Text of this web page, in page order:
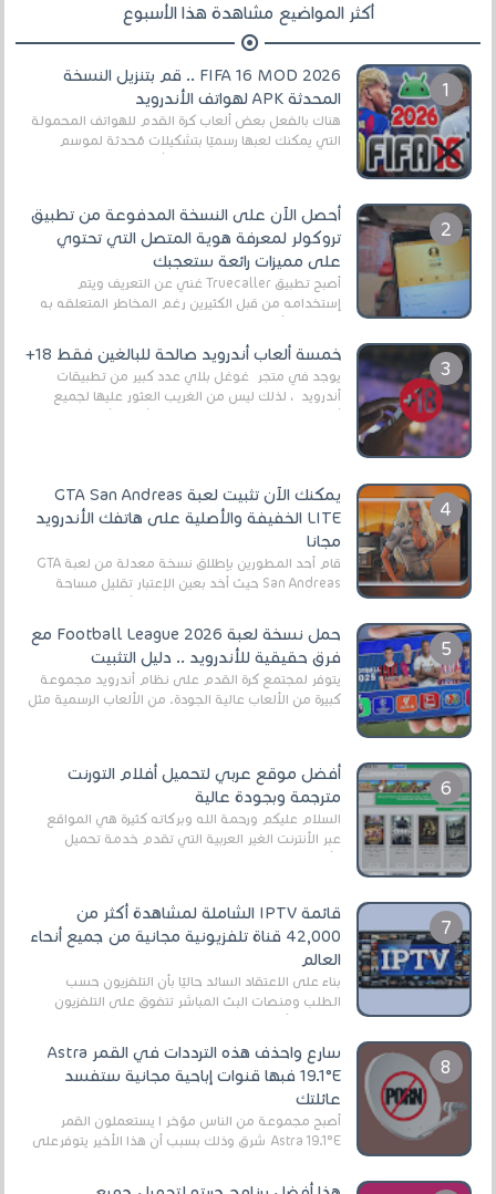
أكثر المواضيع مشاهدة هذا الأسبوع
FIFA 16 MOD 2026 .. قم بتنزيل النسخة
المحدثة APK لهواتف الأندرويد
هناك بالفعل بعض ألعاب كرة القدم للهواتف المحمولة
التي يمكنك لعبها رسميًا بتشكيلات مُحدثة لموسم
أحصل الآن على النسخة المدفوعة من تطبيق
تروكولر لمعرفة هوية المتصل التي تحتوي
على مميزات رائعة ستعجبك
أصبح تطبيق Truecaller غني عن التعريف ويتم
إستخدامه من قبل الكثيرين رغم المخاطر المتعلقه به
خمسة ألعاب أندرويد صالحة للبالغين فقط 18+
يوجد في متجر غوغل بلاي عدد كبير من تطبيقات
أندرويد ، لذلك ليس من الغريب العثور عليها لجميع
يمكنك الآن تثبيت لعبة GTA San Andreas
LITE الخفيفة والأصلية على هاتفك الأندرويد
مجانا
قام أحد المطورين بإطلاق نسخة معدلة من لعبة GTA
San Andreas حيث أخد بعين الإعتبار تقليل مساحة
حمل نسخة لعبة Football League 2026 مع
فرق حقيقية للأندرويد .. دليل التثبيت
يتوفر لمجتمع كرة القدم على نظام أندرويد مجموعة
كبيرة من الألعاب عالية الجودة. من الألعاب الرسمية مثل
أفضل موقع عربي لتحميل أفلام التورنت
مترجمة وبجودة عالية
السلام عليكم ورحمة الله وبركاته كثيرة هي المواقع
عبر الأنترنت الغير العربية التي تقدم خدمة تحميل
الأفلام على التورنت ، ومعظم هذه المواقع ل...
قائمة IPTV الشاملة لمشاهدة أكثر من
42,000 قناة تلفزيونية مجانية من جميع أنحاء
العالم
بناءً على الاعتقاد السائد حاليًا بأن التلفزيون حسب
الطلب ومنصات البث المباشر تتفوق على التلفزيون
الرقمي الأرضي التقليدي، يُعدّ IPTV-org خيار...
سارع واحذف هذه الترددات في القمر Astra
19.1°E فبها قنوات إباحية مجانية ستفسد
عائلتك
أصبح مجموعة من الناس مؤخر ا يستعملون القمر
Astra 19.1°E شرق وذلك بسبب أن هذا الأخير يتوفرعلى